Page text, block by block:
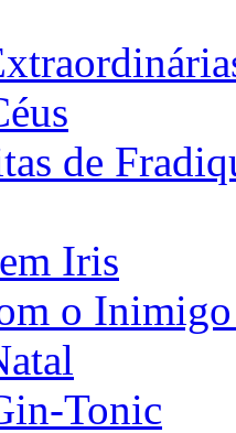
de
Iris
o
Tonic